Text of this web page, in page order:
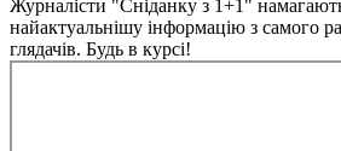
Журналісти "Сніданку з 1+1"
найактуальнішу інформацію з самого
глядачів. Будь в курсі!